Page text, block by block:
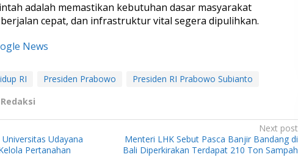
adalah memastikan kebutuhan dasar masyarakat
cepat, dan infrastruktur vital segera dipulihkan.
News
RI Presiden Prabowo
Presiden RI Prabowo Subianto
Udayana
Pertanahan
Next post
Menteri LHK Sebut Pasca Banjir Bandang di
Bali Diperkirakan Terdapat 210 Ton Sampah